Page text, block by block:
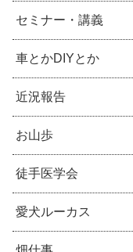
セミナー・講義
車とかDIYとか
近況報告
お山歩
徒手医学会
愛犬ルーカス